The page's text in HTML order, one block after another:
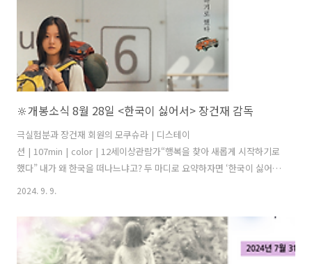
🔆개봉소식 8월 28일 <한국이 싫어서> 장건재 감독
극실험분과 장건재 회원의 모쿠슈라 | 디스테이
션 | 107min | color | 12세이상관람가“행복을 찾아 새롭게 시작하기로
했다” 내가 왜 한국을 떠나느냐고? 두 마디로 요약하자면 ‘한국이 싫어
서’. 세 마디로 줄이면 ‘여기서는 못 살겠어서’. 계나는 지금 이 순간의 행
다” 2024. 8. 28. 개봉
2024. 9. 9.